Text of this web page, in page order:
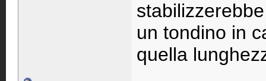
un tondino in
quella